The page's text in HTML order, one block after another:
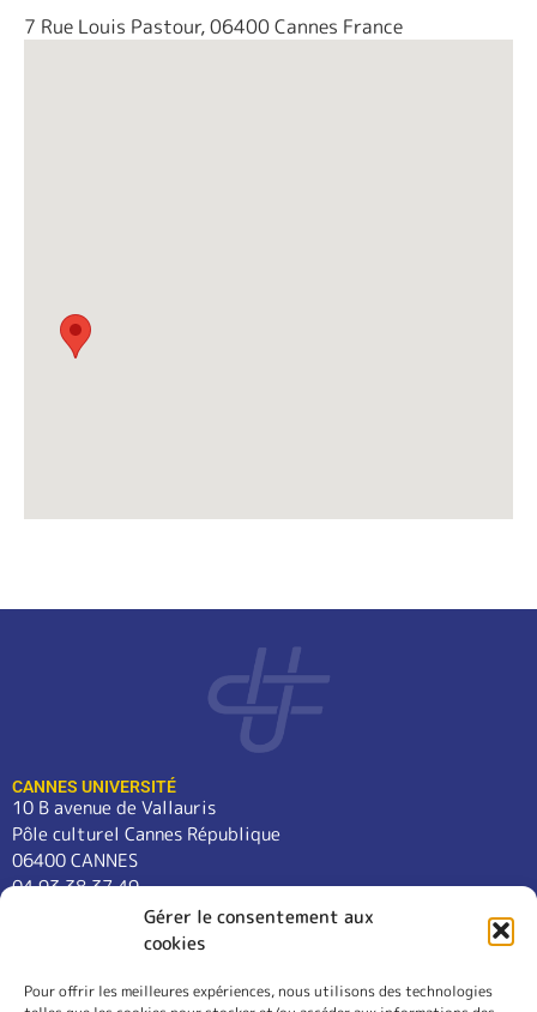
Gérer le consentement aux
cookies
Pour offrir les meilleures expériences, nous utilisons des technologies
7 Rue Louis Pastour, 06400 Cannes France
CANNES UNIVERSITÉ
10 B avenue de Vallauris
Pôle culturel Cannes République
06400 CANNES
04 93 38 37 49
contact@cannes-universite.fr
COURS